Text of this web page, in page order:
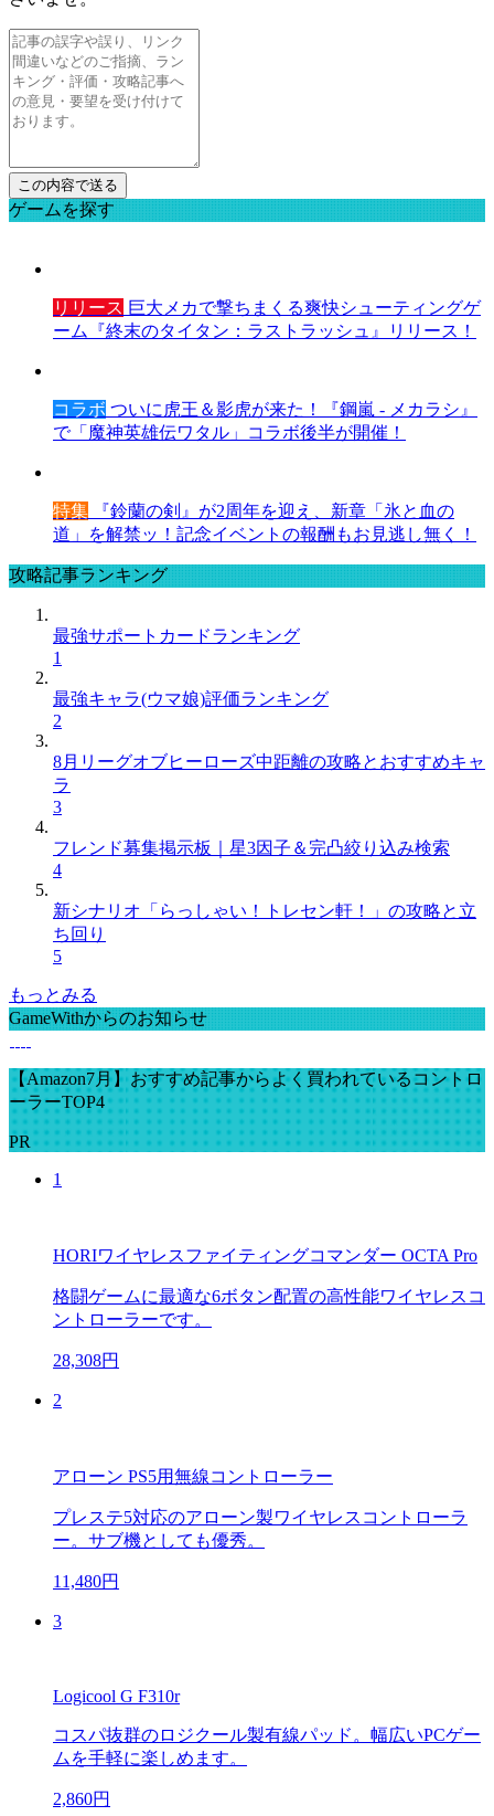
ゲームを探す
リリース 巨大メカで撃ちまくる爽快シューティングゲ
ーム『終末のタイタン：ラストラッシュ』リリース！
コラボ ついに虎王＆影虎が来た！『鋼嵐 - メカラシ』
で「魔神英雄伝ワタル」コラボ後半が開催！
特集 『鈴蘭の剣』が2周年を迎え、新章「氷と血の
道」を解禁ッ！記念イベントの報酬もお見逃し無く！
攻略記事ランキング
最強サポートカードランキング
1
最強キャラ(ウマ娘)評価ランキング
2
8月リーグオブヒーローズ中距離の攻略とおすすめキャ
ラ
3
フレンド募集掲示板｜星3因子＆完凸絞り込み検索
4
新シナリオ「らっしゃい！トレセン軒！」の攻略と立
ち回り
5
もっとみる
GameWithからのお知らせ
【Amazon7月】おすすめ記事からよく買われているコントロ
ーラーTOP4
PR
1
HORIワイヤレスファイティングコマンダー OCTA Pro
格闘ゲームに最適な6ボタン配置の高性能ワイヤレスコ
ントローラーです。
28,308円
2
アローン PS5用無線コントローラー
プレステ5対応のアローン製ワイヤレスコントローラ
ー。サブ機としても優秀。
11,480円
3
Logicool G F310r
コスパ抜群のロジクール製有線パッド。幅広いPCゲー
ムを手軽に楽しめます。
2,860円